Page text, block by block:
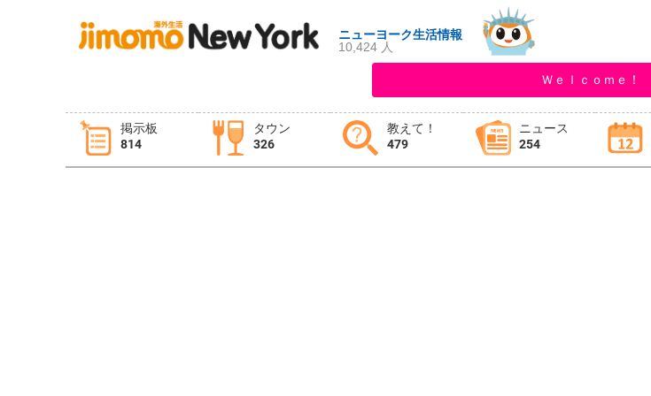
ニューヨーク生活情報
10,424 人
Ｗｅｌｃｏｍｅ！
掲示板
814
タウン
326
教えて！
479
ニュース
254
タウン情報